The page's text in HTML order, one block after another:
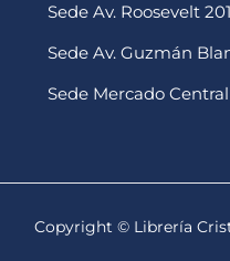
Sede Av. Roosevelt
Sede Av. Guzmán
Sede Mercado
Copyright © Librería